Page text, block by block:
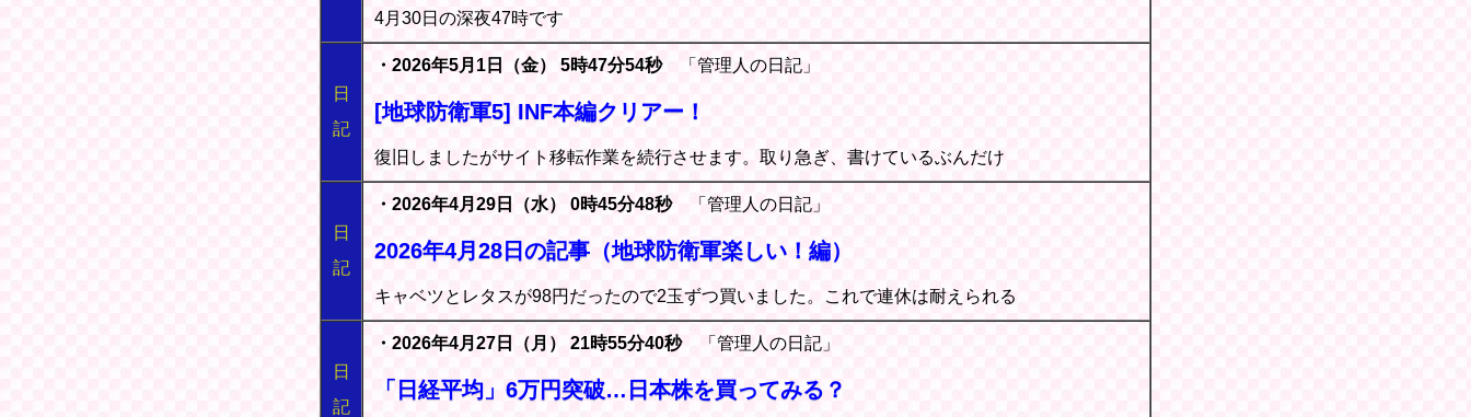
4月30日の深夜47時です
日
記
・2026年5月1日（金） 5時47分54秒「管理人の日記」
[地球防衛軍5] INF本編クリアー！
復旧しましたがサイト移転作業を続行させます。取り急ぎ、書けているぶんだけ
日
記
・2026年4月29日（水） 0時45分48秒「管理人の日記」
2026年4月28日の記事（地球防衛軍楽しい！編）
キャベツとレタスが98円だったので2玉ずつ買いました。これで連休は耐えられる
日
記
・2026年4月27日（月） 21時55分40秒「管理人の日記」
「日経平均」6万円突破…日本株を買ってみる？